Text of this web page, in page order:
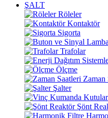
ŞALT
Röleler
Kontaktör
Sigorta
Trafolar
Ölçme
Zaman
Şalter
Şönt